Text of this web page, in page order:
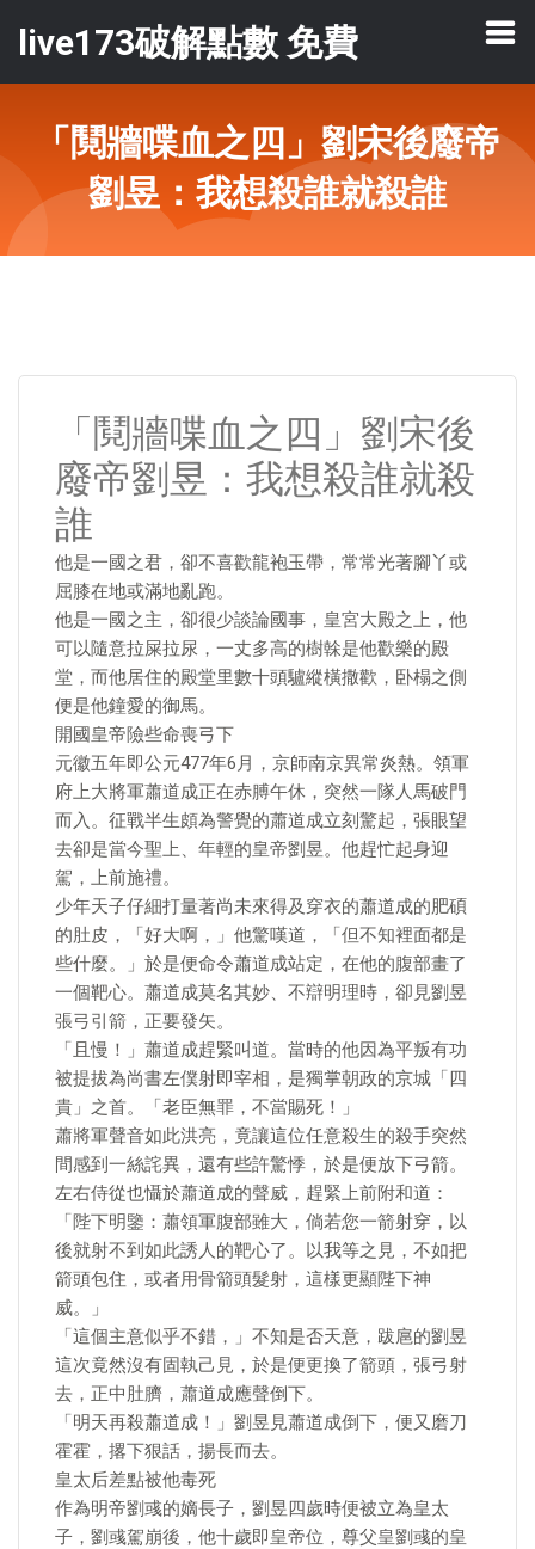
live173破解點數 免費
「鬩牆喋血之四」劉宋後廢帝
劉昱：我想殺誰就殺誰
「鬩牆喋血之四」劉宋後
廢帝劉昱：我想殺誰就殺
誰
他是一國之君，卻不喜歡龍袍玉帶，常常光著腳丫或
屈膝在地或滿地亂跑。
他是一國之主，卻很少談論國事，皇宮大殿之上，他
可以隨意拉屎拉尿，一丈多高的樹榦是他歡樂的殿
堂，而他居住的殿堂里數十頭驢縱橫撒歡，卧榻之側
便是他鐘愛的御馬。
開國皇帝險些命喪弓下
元徽五年即公元477年6月，京師南京異常炎熱。領軍
府上大將軍蕭道成正在赤膊午休，突然一隊人馬破門
而入。征戰半生頗為警覺的蕭道成立刻驚起，張眼望
去卻是當今聖上、年輕的皇帝劉昱。他趕忙起身迎
駕，上前施禮。
少年天子仔細打量著尚未來得及穿衣的蕭道成的肥碩
的肚皮，「好大啊，」他驚嘆道，「但不知裡面都是
些什麼。」於是便命令蕭道成站定，在他的腹部畫了
一個靶心。蕭道成莫名其妙、不辯明理時，卻見劉昱
張弓引箭，正要發矢。
「且慢！」蕭道成趕緊叫道。當時的他因為平叛有功
被提拔為尚書左僕射即宰相，是獨掌朝政的京城「四
貴」之首。「老臣無罪，不當賜死！」
蕭將軍聲音如此洪亮，竟讓這位任意殺生的殺手突然
間感到一絲詫異，還有些許驚悸，於是便放下弓箭。
左右侍從也懾於蕭道成的聲威，趕緊上前附和道：
「陛下明鑒：蕭領軍腹部雖大，倘若您一箭射穿，以
後就射不到如此誘人的靶心了。以我等之見，不如把
箭頭包住，或者用骨箭頭髮射，這樣更顯陛下神
威。」
「這個主意似乎不錯，」不知是否天意，跋扈的劉昱
這次竟然沒有固執己見，於是便更換了箭頭，張弓射
去，正中肚臍，蕭道成應聲倒下。
「明天再殺蕭道成！」劉昱見蕭道成倒下，便又磨刀
霍霍，撂下狠話，揚長而去。
皇太后差點被他毒死
作為明帝劉彧的嫡長子，劉昱四歲時便被立為皇太
子，劉彧駕崩後，他十歲即皇帝位，尊父皇劉彧的皇